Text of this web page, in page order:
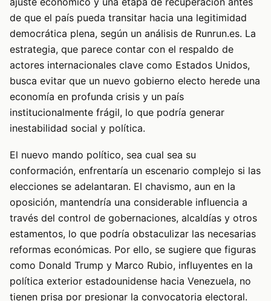
de que el país pueda transitar hacia una legitimidad
democrática plena, según un análisis de Runrun.es. La
estrategia, que parece contar con el respaldo de
actores internacionales clave como Estados Unidos,
busca evitar que un nuevo gobierno electo herede una
economía en profunda crisis y un país
institucionalmente frágil, lo que podría generar
inestabilidad social y política.
El nuevo mando político, sea cual sea su
conformación, enfrentaría un escenario complejo si las
elecciones se adelantaran. El chavismo, aun en la
oposición, mantendría una considerable influencia a
través del control de gobernaciones, alcaldías y otros
estamentos, lo que podría obstaculizar las necesarias
reformas económicas. Por ello, se sugiere que figuras
como Donald Trump y Marco Rubio, influyentes en la
política exterior estadounidense hacia Venezuela, no
tienen prisa por presionar la convocatoria electoral.